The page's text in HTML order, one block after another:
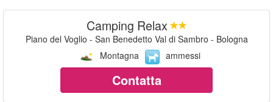
Camping Relax
Piano del Voglio - San Benedetto Val di Sambro - Bologna
Montagna
ammessi
Contatta